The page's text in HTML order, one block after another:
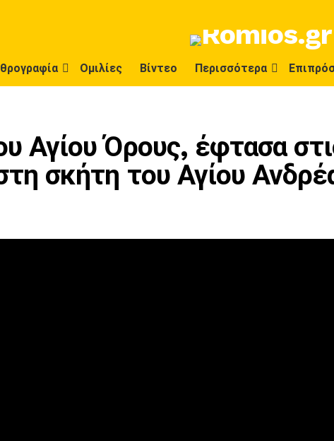
Ομιλίες Βίντεο Περισσότερα
Αγίου Όρους, έφτασα
σκήτη του Αγίου